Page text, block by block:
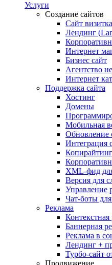
Услуги
Создание сайтов
Сайт визитка
Лендинг
Интернет
Бизнес сайт
Агентство
Интернет
Поддержка сайта
Хостинг
Домены
Мобильная
Обновление
Интеграция
Копирайтинг
XML-фид
Версия для
Управление
Чат-боты
Реклама
Контекстная
Баннерная
Реклама в
Лендинг +
Турбо-сайт
Продвижение